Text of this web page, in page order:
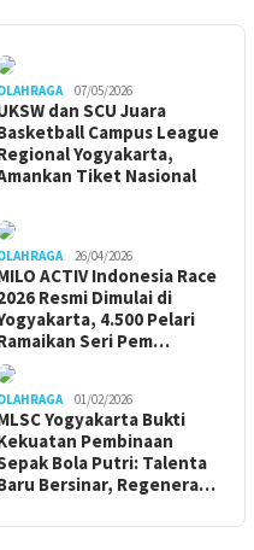
07/05/2026
dan SCU Juara
Campus League
Yogyakarta,
Tiket Nasional
26/04/2026
ACTIV Indonesia Race
Resmi Dimulai di
4.500 Pelari
Seri Pem…
01/02/2026
Yogyakarta Bukti
Pembinaan
Bola Putri: Talenta
Bersinar, Regenera…